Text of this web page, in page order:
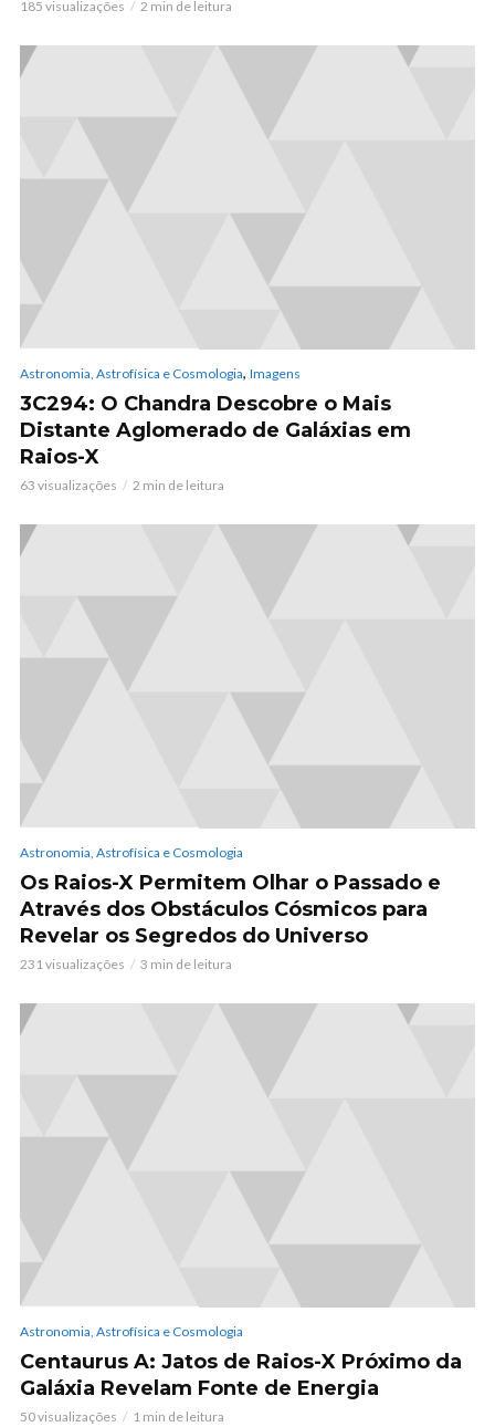
185 visualizações 2 min de leitura
Astronomia, Astrofísica e Cosmologia, Imagens
3C294: O Chandra Descobre o Mais
Distante Aglomerado de Galáxias em
Raios-X
63 visualizações 2 min de leitura
Astronomia, Astrofísica e Cosmologia
Os Raios-X Permitem Olhar o Passado e
Através dos Obstáculos Cósmicos para
Revelar os Segredos do Universo
231 visualizações 3 min de leitura
Astronomia, Astrofísica e Cosmologia
Centaurus A: Jatos de Raios-X Próximo da
Galáxia Revelam Fonte de Energia
50 visualizações 1 min de leitura